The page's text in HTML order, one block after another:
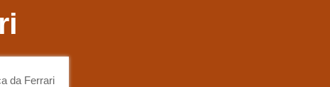
da Ferrari